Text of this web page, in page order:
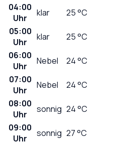
04:00
Uhr
klar 25°C
05:00
Uhr
klar 25°C
06:00
Uhr
Nebel 24°C
07:00
Uhr
Nebel 24°C
08:00
Uhr
sonnig 24°C
09:00
Uhr
sonnig 27°C